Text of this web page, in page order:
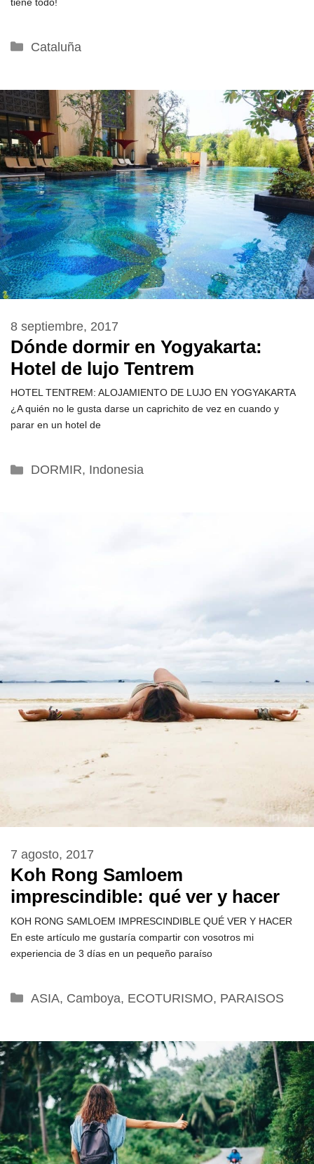
Categorías
Cataluña
Dónde dormir en Yogyakarta:
Hotel de lujo Tentrem
8 septiembre, 2017
HOTEL TENTREM: ALOJAMIENTO DE LUJO EN YOGYAKARTA
¿A quién no le gusta darse un caprichito de vez en cuando y
parar en un hotel de
Categorías
DORMIR, Indonesia
Koh Rong Samloem
imprescindible: qué ver y hacer
7 agosto, 2017
KOH RONG SAMLOEM IMPRESCINDIBLE QUÉ VER Y HACER
En este artículo me gustaría compartir con vosotros mi
experiencia de 3 días en un pequeño paraíso
Categorías
ASIA, Camboya, ECOTURISMO, PARAISOS